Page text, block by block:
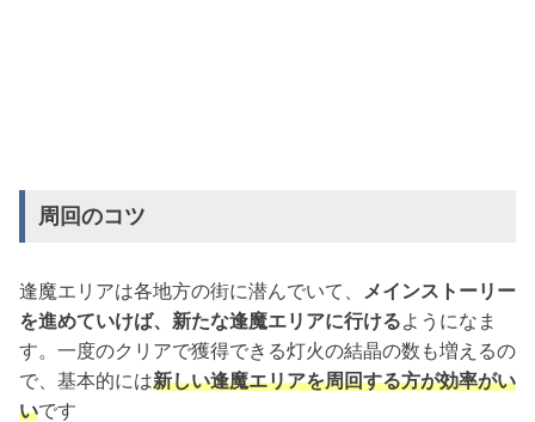
周回のコツ
逢魔エリアは各地方の街に潜んでいて、
メインストーリー
を進めていけば、新たな逢魔エリアに行けるようになま
す。一度のクリアで獲得できる灯火の結晶の数も増えるの
で、基本的には新しい逢魔エリアを周回する方が効率がい
いです